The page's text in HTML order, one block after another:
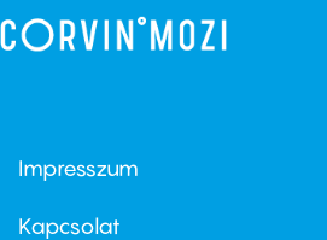
Footer
first
Impresszum
Kapcsolat